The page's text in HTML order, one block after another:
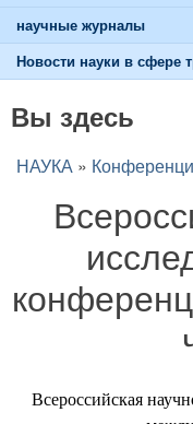
научные журналы
Новости науки в сфере
Вы здесь
НАУКА »
Всероссийская